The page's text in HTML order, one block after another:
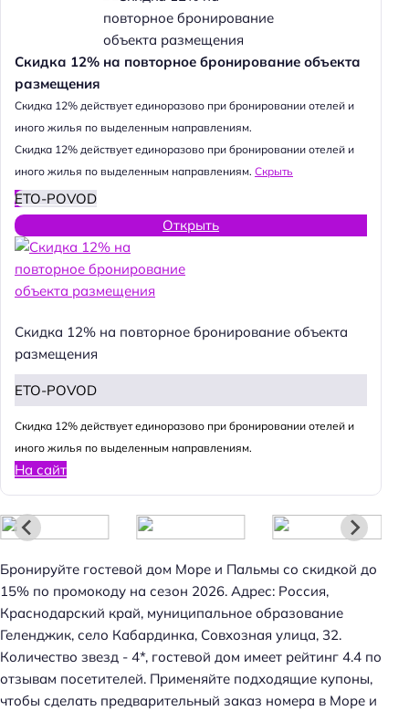
Скидка 12% на повторное бронирование объекта
размещения
Cкидка 12% действует единоразово при бронировании отелей и
иного жилья по выделенным направлениям.
Cкидка 12% действует единоразово при бронировании отелей и
иного жилья по выделенным направлениям. Скрыть
ETO-POVOD
Открыть
Скидка 12% на повторное бронирование объекта
размещения
ETO-POVOD
Cкидка 12% действует единоразово при бронировании отелей и
иного жилья по выделенным направлениям.
На сайт
Бронируйте гостевой дом Море и Пальмы со скидкой до
15% по промокоду на сезон 2026. Адрес: Россия,
Краснодарский край, муниципальное образование
Геленджик, село Кабардинка, Совхозная улица, 32.
Количество звезд - 4*, гостевой дом имеет рейтинг 4.4 по
отзывам посетителей. Применяйте подходящие купоны,
чтобы сделать предварительный заказ номера в Море и
Н
а
й
т
и
: